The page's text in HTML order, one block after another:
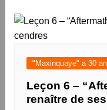
"Maxinquaye" a 30
Leçon 6 –
renaître de